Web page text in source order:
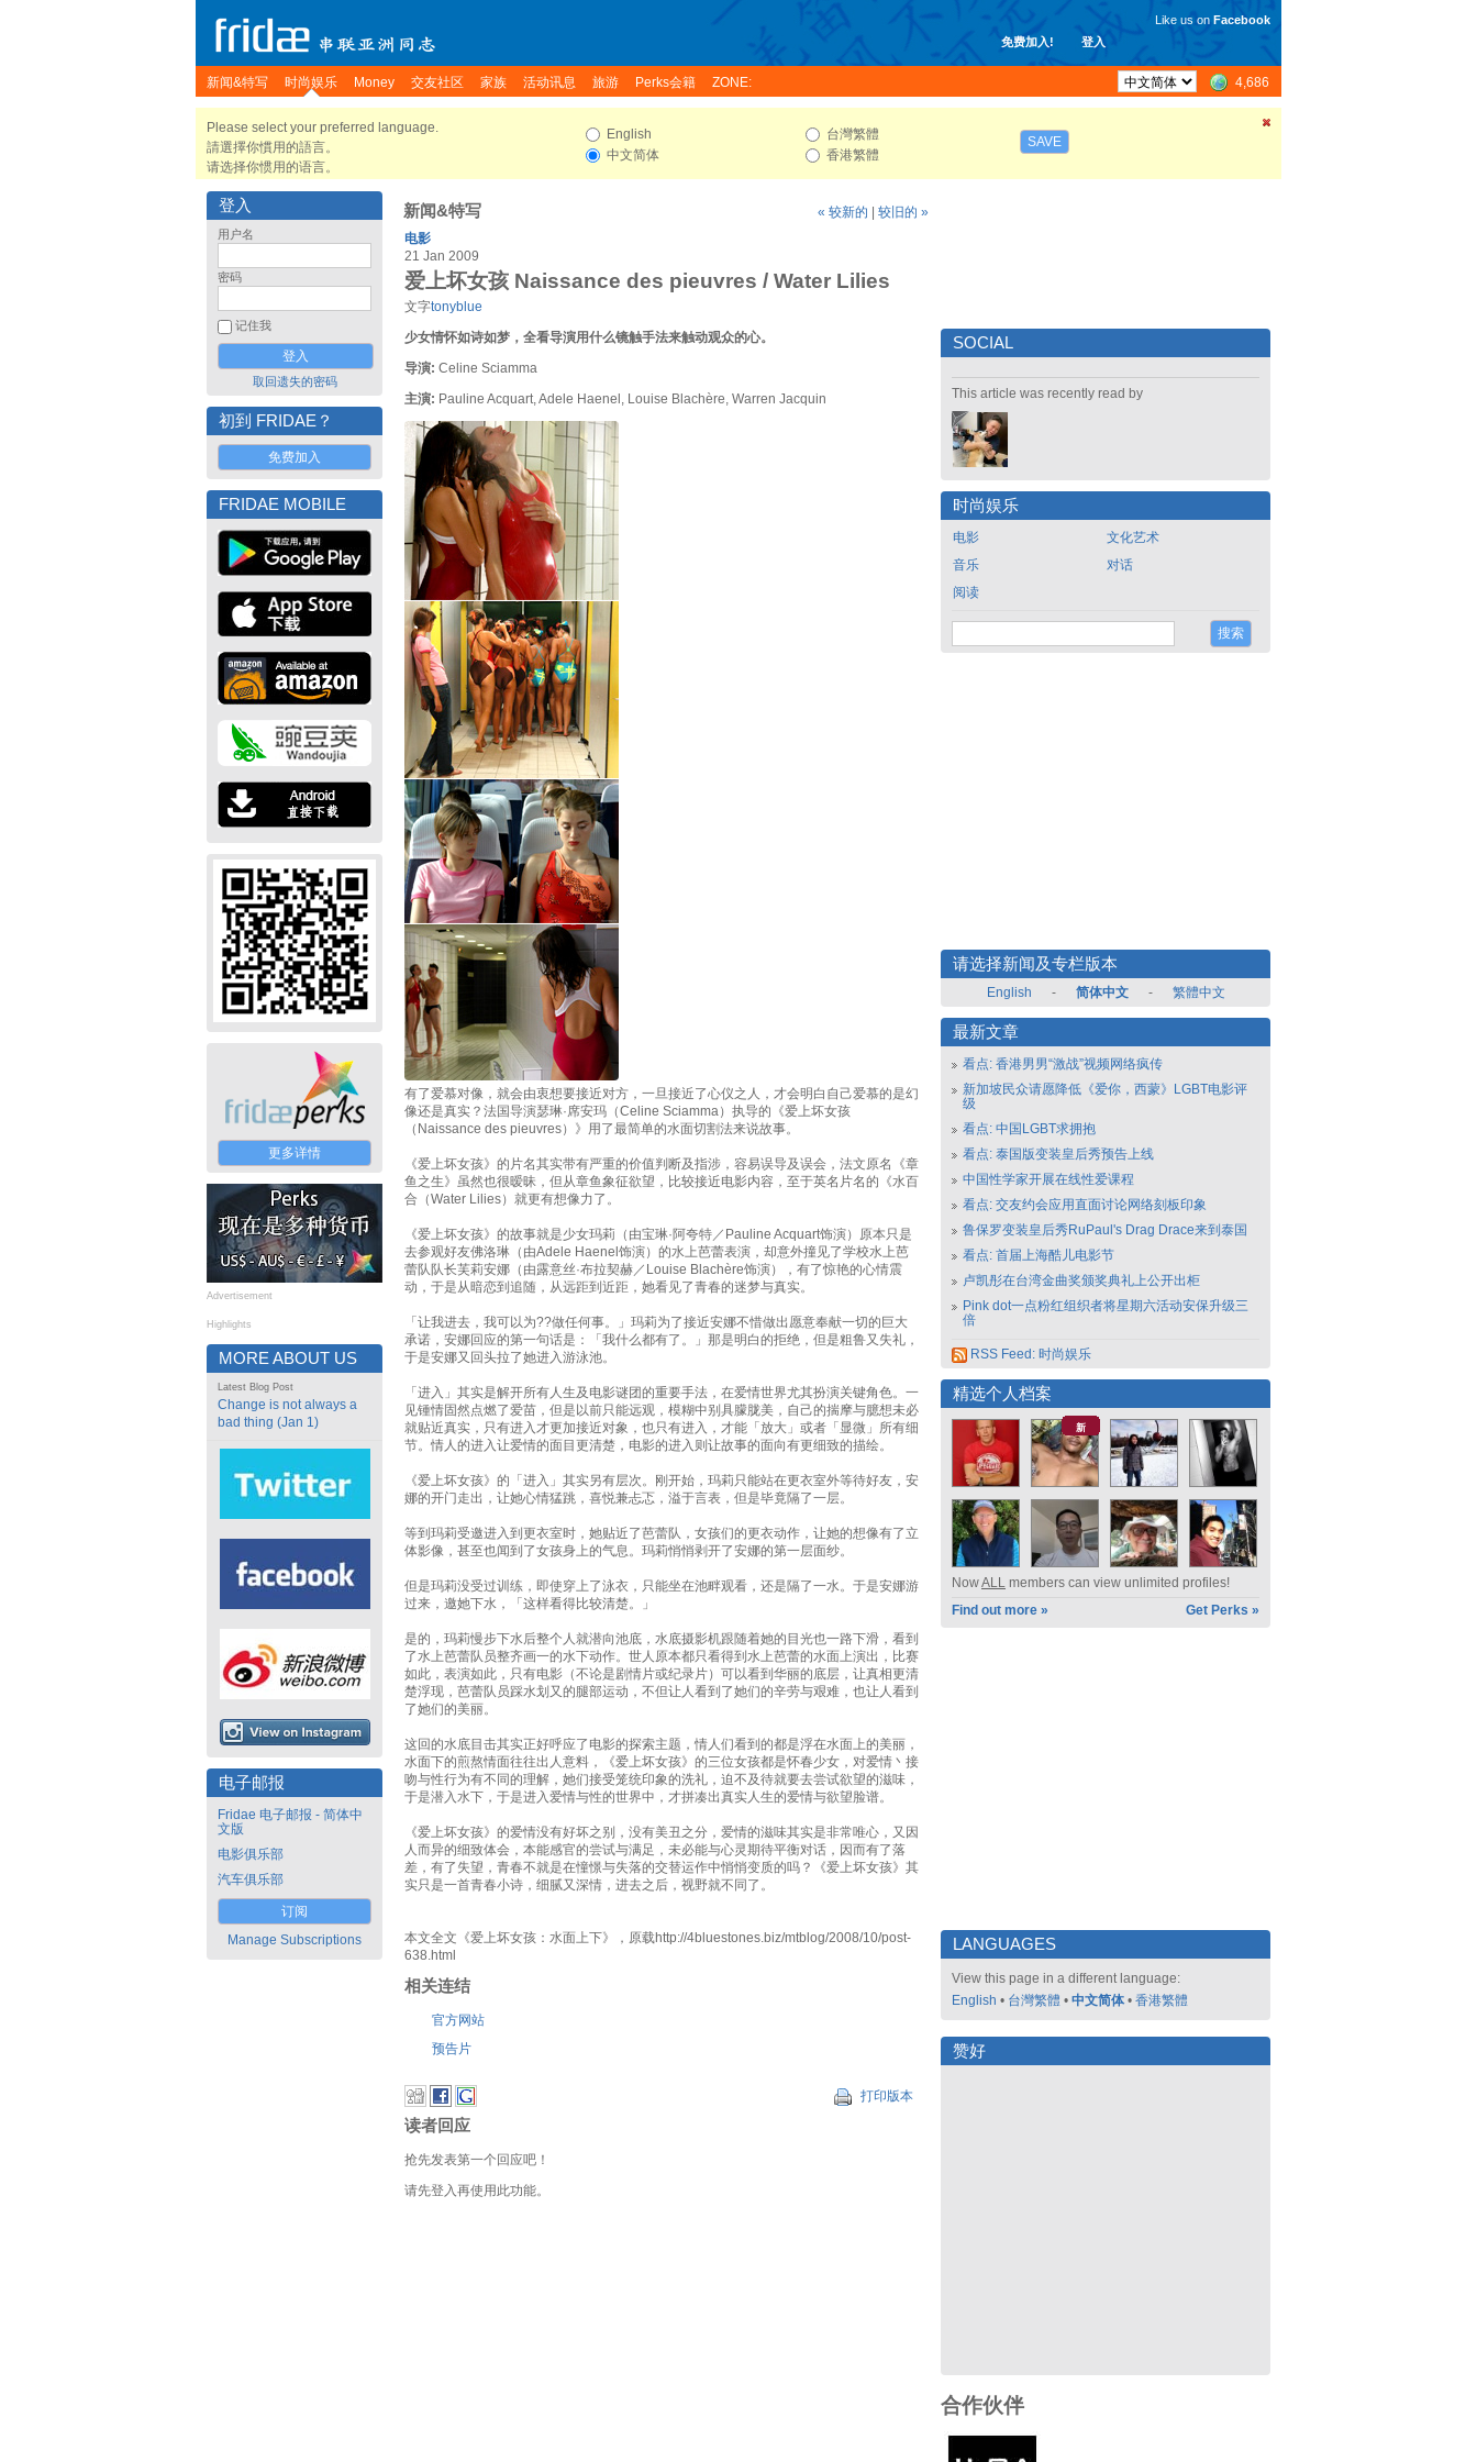
免费加入! 登入
Like us on Facebook
新闻&特写 时尚娱乐 Money 交友社区 家族 活动讯息 旅游 Perks会籍 ZONE: 4,686
Please select your preferred language.
請選擇你慣用的語言。
请选择你惯用的语言。
English
中文简体
台灣繁體
香港繁體
SAVE
登入
用户名
密码
记住我
取回遗失的密码
初到 FRIDAE？
免费加入
FRIDAE MOBILE
更多详情
Advertisement
Highlights
MORE ABOUT US
Latest Blog Post
Change is not always a
bad thing (Jan 1)
电子邮报
Fridae 电子邮报 - 简体中
文版
电影俱乐部
汽车俱乐部
订阅
Manage Subscriptions
新闻&特写 « 较新的
较旧的 »
电影
21 Jan 2009
爱上坏女孩 Naissance des pieuvres / Water Lilies
文字tonyblue
少女情怀如诗如梦，全看导演用什么镜触手法来触动观众的心。
导演: Celine Sciamma
主演: Pauline Acquart, Adele Haenel, Louise Blachère, Warren Jacquin
有了爱慕对像，就会由衷想要接近对方，一旦接近了心仪之人，才会明白自己爱慕的是幻
像还是真实？法国导演瑟琳·席安玛（Celine Sciamma）执导的《爱上坏女孩
（Naissance des pieuvres）》用了最简单的水面切割法来说故事。
《爱上坏女孩》的片名其实带有严重的价值判断及指涉，容易误导及误会，法文原名《章
鱼之生》虽然也很暧昧，但从章鱼象征欲望，比较接近电影内容，至于英名片名的《水百
合（Water Lilies）就更有想像力了。
《爱上坏女孩》的故事就是少女玛莉（由宝琳·阿夸特／Pauline Acquart饰演）原本只是
去参观好友佛洛琳（由Adele Haenel饰演）的水上芭蕾表演，却意外撞见了学校水上芭
蕾队队长芙莉安娜（由露意丝·布拉契赫／Louise Blachère饰演），有了惊艳的心情震
动，于是从暗恋到追随，从远距到近距，她看见了青春的迷梦与真实。
「让我进去，我可以为??做任何事。」玛莉为了接近安娜不惜做出愿意奉献一切的巨大
承诺，安娜回应的第一句话是：「我什么都有了。」那是明白的拒绝，但是粗鲁又失礼，
于是安娜又回头拉了她进入游泳池。
「进入」其实是解开所有人生及电影谜团的重要手法，在爱情世界尤其扮演关键角色。一
见锺情固然点燃了爱苗，但是以前只能远观，模糊中别具朦胧美，自己的揣摩与臆想未必
就贴近真实，只有进入才更加接近对象，也只有进入，才能「放大」或者「显微」所有细
节。情人的进入让爱情的面目更清楚，电影的进入则让故事的面向有更细致的描绘。
《爱上坏女孩》的「进入」其实另有层次。刚开始，玛莉只能站在更衣室外等待好友，安
娜的开门走出，让她心情猛跳，喜悦兼忐忑，溢于言表，但是毕竟隔了一层。
等到玛莉受邀进入到更衣室时，她贴近了芭蕾队，女孩们的更衣动作，让她的想像有了立
体影像，甚至也闻到了女孩身上的气息。玛莉悄悄剥开了安娜的第一层面纱。
但是玛莉没受过训练，即使穿上了泳衣，只能坐在池畔观看，还是隔了一水。于是安娜游
过来，邀她下水，「这样看得比较清楚。」
是的，玛莉慢步下水后整个人就潜向池底，水底摄影机跟随着她的目光也一路下滑，看到
了水上芭蕾队员整齐画一的水下动作。世人原本都只看得到水上芭蕾的水面上演出，比赛
如此，表演如此，只有电影（不论是剧情片或纪录片）可以看到华丽的底层，让真相更清
楚浮现，芭蕾队员踩水划又的腿部运动，不但让人看到了她们的辛劳与艰难，也让人看到
了她们的美丽。
这回的水底目击其实正好呼应了电影的探索主题，情人们看到的都是浮在水面上的美丽，
水面下的煎熬情面往往出人意料，《爱上坏女孩》的三位女孩都是怀春少女，对爱情丶接
吻与性行为有不同的理解，她们接受笼统印象的洗礼，迫不及待就要去尝试欲望的滋味，
于是潜入水下，于是进入爱情与性的世界中，才拼凑出真实人生的爱情与欲望脸谱。
《爱上坏女孩》的爱情没有好坏之别，没有美丑之分，爱情的滋味其实是非常唯心，又因
人而异的细致体会，本能感官的尝试与满足，未必能与心灵期待平衡对话，因而有了落
差，有了失望，青春不就是在憧憬与失落的交替运作中悄悄变质的吗？《爱上坏女孩》其
实只是一首青春小诗，细腻又深情，进去之后，视野就不同了。
本文全文《爱上坏女孩：水面上下》，原载http://4bluestones.biz/mtblog/2008/10/post-
638.html
相关连结
官方网站
预告片
打印版本
读者回应
抢先发表第一个回应吧！
请先登入再使用此功能。
SOCIAL
This article was recently read by
时尚娱乐
电影
音乐
阅读
文化艺术
对话
请选择新闻及专栏版本
English - 简体中文 - 繁體中文
最新文章
看点: 香港男男“激战”视频网络疯传
新加坡民众请愿降低《爱你，西蒙》LGBT电影评
级
看点: 中国LGBT求拥抱
看点: 泰国版变装皇后秀预告上线
中国性学家开展在线性爱课程
看点: 交友约会应用直面讨论网络刻板印象
鲁保罗变装皇后秀RuPaul's Drag Drace来到泰国
看点: 首届上海酷儿电影节
卢凯彤在台湾金曲奖颁奖典礼上公开出柜
Pink dot一点粉红组织者将星期六活动安保升级三
倍
RSS Feed: 时尚娱乐
精选个人档案
新
NowALL members can view unlimited profiles!
Find out more »
Get Perks »
LANGUAGES
View this page in a different language:
English • 台灣繁體 • 中文简体 • 香港繁體
赞好
合作伙伴